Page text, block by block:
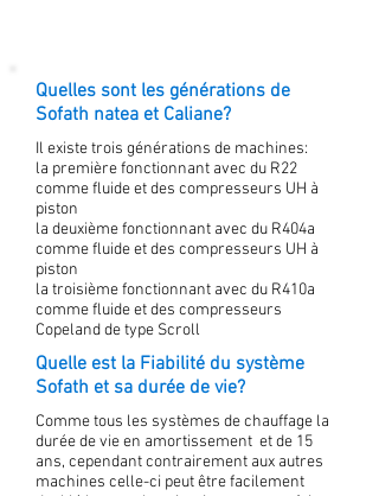
Quelles sont les générations de
Sofath natea et Caliane?
Il existe trois générations de machines:
la première fonctionnant avec du R22
comme fluide et des compresseurs UH à
piston
la deuxième fonctionnant avec du R404a
comme fluide et des compresseurs UH à
piston
la troisième fonctionnant avec du R410a
comme fluide et des compresseurs
Copeland de type Scroll
Quelle est la Fiabilité du système
Sofath et sa durée de vie?
Comme tous les systèmes de chauffage la
durée de vie en amortissement et de 15
ans, cependant contrairement aux autres
machines celle-ci peut être facilement